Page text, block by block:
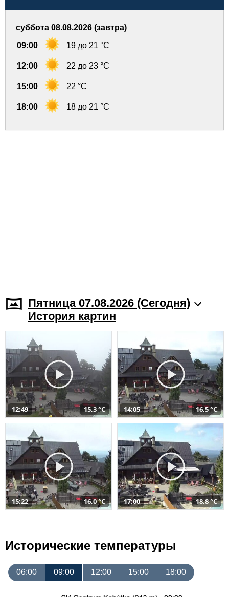
суббота 08.08.2026 (завтра)
09:00 19 до 21 °C
12:00 22 до 23 °C
15:00 22 °C
18:00 18 до 21 °C
Пятница 07.08.2026 (Cегодня)
История картин
12:49 15,3 °C 14:05 16,5 °C
15:22 16,0 °C 17:00 18,8 °C
Исторические температуры
06:00 09:00 12:00 15:00 18:00